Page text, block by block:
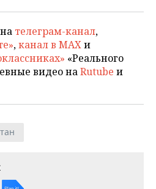
телеграм-канал,
,канал в MAXи
«Реального
видео наRutube и